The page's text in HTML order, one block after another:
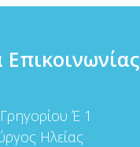
Επικοινωνίας
Έ 1
Ηλείας